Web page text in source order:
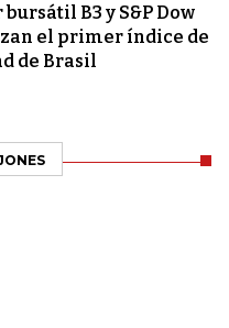
B3 y S&P Dow
el primer índice de
de Brasil